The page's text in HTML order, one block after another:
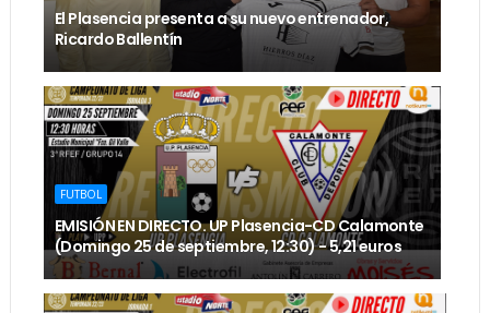
El Plasencia presenta a su nuevo entrenador,
Ricardo Ballentín
FUTBOL
EMISIÓN EN DIRECTO. UP Plasencia-CD Calamonte
(Domingo 25 de septiembre, 12:30) - 5,21 euros